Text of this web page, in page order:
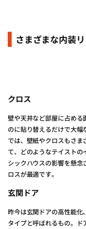
さまざまな内装
クロス
壁や天井など部屋に占める
のに貼り替えるだけで大
では、壁紙やクロスもさ
て、どのようなテイストの
シックハウスの影響を懸
ロスが最適です。
玄関ドア
昨今は玄関ドアの高性能
タイプと呼ばれるもの。